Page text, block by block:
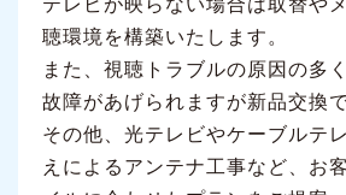
テレビが映らない場合は取替や
聴環境を構築いたします。
また、視聴トラブルの原因の多
故障があげられますが新品交換
その他、光テレビやケーブルテ
えによるアンテナ工事など、お